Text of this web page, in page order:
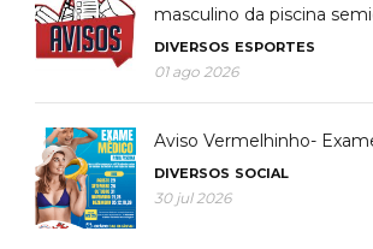
masculino da piscina
DIVERSOS ESPORTES
01 ago 2026
Aviso Vermelhinho-
DIVERSOS SOCIAL
30 jul 2026